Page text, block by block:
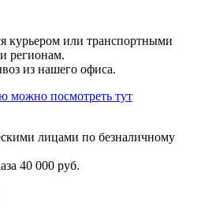
курьером или транспортными
регионам.
из нашего офиса.
посмотреть тут
лицами по безналичному
40 000 руб.